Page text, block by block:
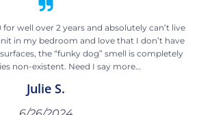
well over 2 years and absolutely can’t live
in my bedroom and love that I don’t have
the “funky dog” smell is completely
non-existent. Need I say more…
Julie S.